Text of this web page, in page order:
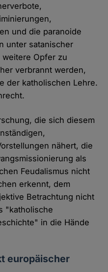
und die paranoide
unter satanischer
Opfer zu
verbrannt werden,
der katholischen Lehre.
die sich diesem
nähert, die
als
Feudalismus nicht
erkennt, dem
Betrachtung nicht
"katholische
in die Hände
europäischer